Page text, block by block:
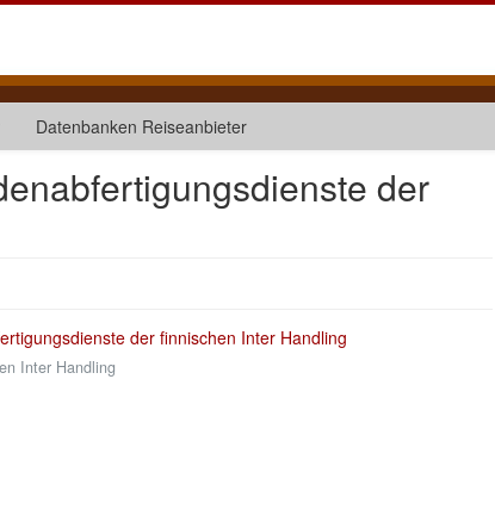
Datenbanken Reiseanbieter
der
Inter Handling